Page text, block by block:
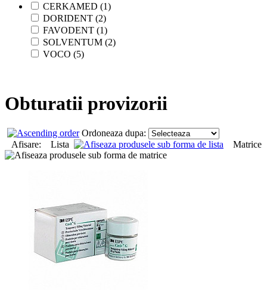
CERKAMED (1)
DORIDENT (2)
FAVODENT (1)
SOLVENTUM (2)
VOCO (5)
Obturatii provizorii
Ordoneaza dupa:
Afisare: Lista
Matrice